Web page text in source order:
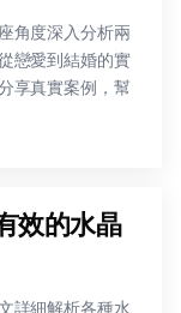
角度深入分析兩
戀愛到結婚的實
享真實案例，幫
效的水晶
詳細解析各種水